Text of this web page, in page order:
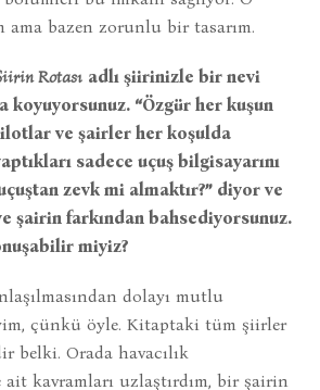
ama bazen zorunlu bir tasarım.
Rotası adlı şiirinizle bir nevi
koyuyorsunuz. “Özgür her kuşun
ve şairler her koşulda
sadece uçuş bilgisayarını
zevk mi almaktır?” diyor ve
şairin farkından bahsediyorsunuz.
miyiz?
dolayı mutlu
çünkü öyle. Kitaptaki tüm şiirler
belki. Orada havacılık
kavramları uzlaştırdım, bir şairin